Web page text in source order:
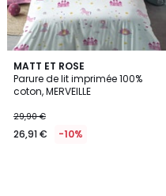
MATT ET ROSE
Parure de lit imprimée 100%
coton, MERVEILLE
29,90 €
26,91 € -10%